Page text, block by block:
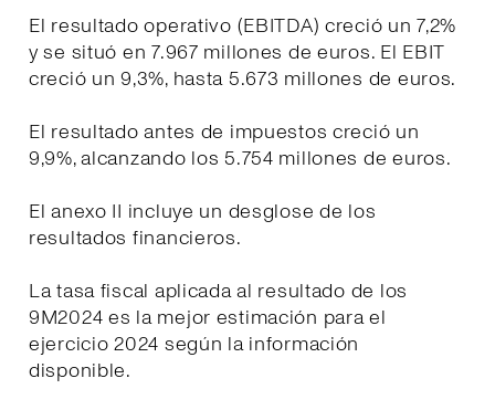
El resultado operativo (EBITDA) creció un 7,2%
y se situó en 7.967 millones de euros. El EBIT
creció un 9,3%, hasta 5.673 millones de euros.
El resultado antes de impuestos creció un
9,9%, alcanzando los 5.754 millones de euros.
El anexo II incluye un desglose de los
resultados financieros.
La tasa fiscal aplicada al resultado de los
9M2024 es la mejor estimación para el
ejercicio 2024 según la información
disponible.